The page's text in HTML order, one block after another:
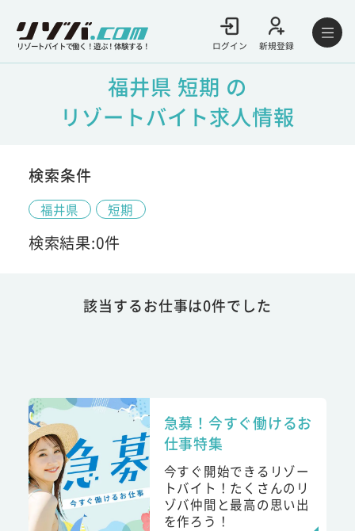
リゾートバイトで働く！遊ぶ！体験する！ ログイン 新規登録
福井県 短期 の
リゾートバイト求人情報
検索条件
福井県 短期
検索結果:0件
該当するお仕事は0件でした
急募！今すぐ働けるお
仕事特集
今すぐ開始できるリゾー
トバイト！たくさんのリ
ゾバ仲間と最高の思い出
を作ろう！